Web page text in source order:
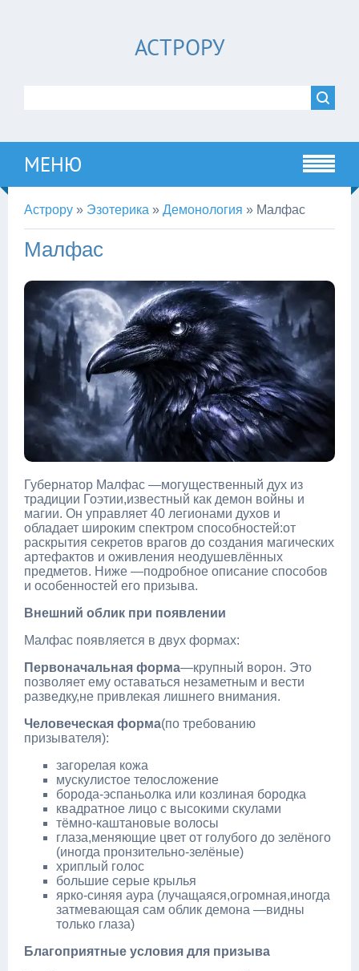
АСТРОРУ
МЕНЮ
Астрору » Эзотерика » Демонология » Малфас
Малфас
Губернатор Малфас —могущественный дух из
традиции Гоэтии,известный как демон войны и
магии. Он управляет 40 легионами духов и
обладает широким спектром способностей:от
раскрытия секретов врагов до создания магических
артефактов и оживления неодушевлённых
предметов. Ниже —подробное описание способов
и особенностей его призыва.
Внешний облик при появлении
Малфас появляется в двух формах:
Первоначальная форма—крупный ворон. Это
позволяет ему оставаться незаметным и вести
разведку,не привлекая лишнего внимания.
Человеческая форма(по требованию
призывателя):
загорелая кожа
мускулистое телосложение
борода‑эспаньолка или козлиная бородка
квадратное лицо с высокими скулами
тёмно‑каштановые волосы
глаза,меняющие цвет от голубого до зелёного
(иногда пронзительно‑зелёные)
хриплый голос
большие серые крылья
ярко‑синяя аура (лучащаяся,огромная,иногда
затмевающая сам облик демона —видны
только глаза)
Благоприятные условия для призыва